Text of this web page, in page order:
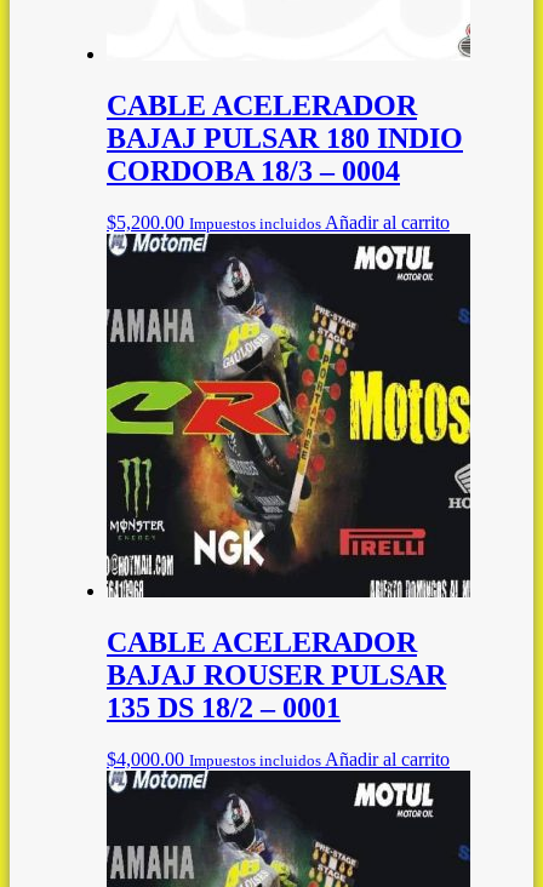
CABLE ACELERADOR
BAJAJ PULSAR 180 INDIO
CORDOBA 18/3 – 0004
$5,200.00 Impuestos incluidos Añadir al carrito
CABLE ACELERADOR
BAJAJ ROUSER PULSAR
135 DS 18/2 – 0001
$4,000.00 Impuestos incluidos Añadir al carrito